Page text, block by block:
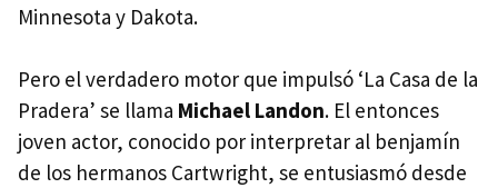
Minnesota y Dakota.
Pero el verdadero motor que impulsó ‘La Casa de la
Pradera’ se llama Michael Landon. El entonces
joven actor, conocido por interpretar al benjamín
de los hermanos Cartwright, se entusiasmó desde